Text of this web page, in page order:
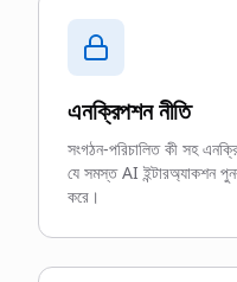
এনক্রিপশন নীতি
সংগঠন-পরিচালিত কী সহ
যে সমস্ত AI ইন্টারঅ্যাকশন
করে।